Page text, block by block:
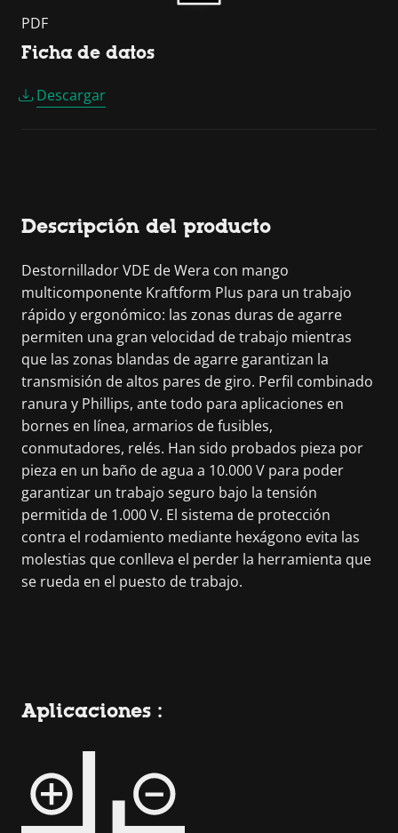
PDF
Ficha de datos
Descargar
Descripción del producto
Destornillador VDE de Wera con mango
multicomponente Kraftform Plus para un trabajo
rápido y ergonómico: las zonas duras de agarre
permiten una gran velocidad de trabajo mientras
que las zonas blandas de agarre garantizan la
transmisión de altos pares de giro. Perfil combinado
ranura y Phillips, ante todo para aplicaciones en
bornes en línea, armarios de fusibles,
conmutadores, relés. Han sido probados pieza por
pieza en un baño de agua a 10.000 V para poder
garantizar un trabajo seguro bajo la tensión
permitida de 1.000 V. El sistema de protección
contra el rodamiento mediante hexágono evita las
molestias que conlleva el perder la herramienta que
se rueda en el puesto de trabajo.
Aplicaciones :